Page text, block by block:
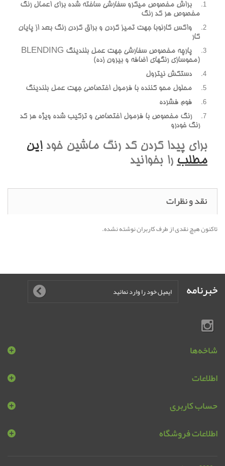
براش مخصوص ميکرو سفارشي ساخته شده براي اعمال رنگ
مخصوص هر کد رنگ
واکس کارنوبا جهت تميز کردن و براق کردن رنگ بعد از پايان
کار
پارچه مخصوص سفارشي جهت عمل بلندينگ BLENDING
(محوسازي رنگهاي اضافه و بيرون زده)
دستکش نيترول
محلول محو کننده با فرمول اختصاصي جهت عمل بلندينگ
فوم فشرده
رنگ مخصوص با فرمول اختصاصي و ترکيب شده ويژه هر کد
رنگ خودرو
براي پيدا کردن کد رنگ ماشين خوداين
مطلب را بخوانيد
نقد و نظرات
تاکنون هیچ نقدی از طرف کاربران نوشته نشده.
خبرنامه
شاخه‌ها
اطلاعات
حساب کاربری
اطلاعات فروشگاه